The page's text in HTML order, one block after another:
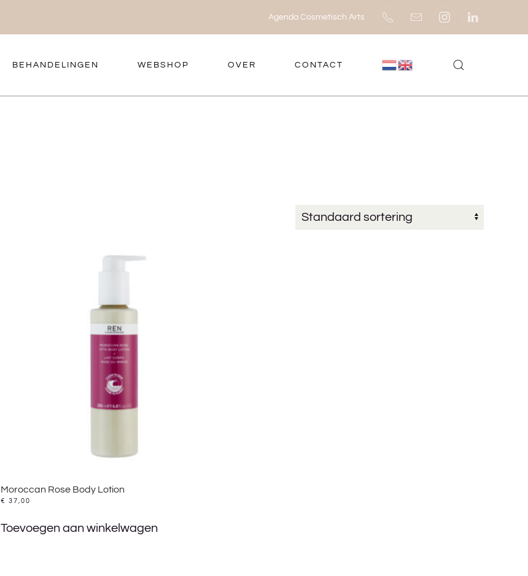
Agenda Cosmetisch Arts
BEHANDELINGEN WEBSHOP OVER CONTACT
Moroccan Rose Body Lotion
€ 37,00
Toevoegen aan winkelwagen